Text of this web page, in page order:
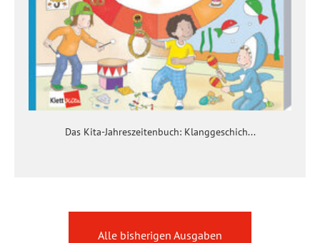
Das Kita-Jahreszeitenbuch: Klanggeschich...
Alle bisherigen Ausgaben